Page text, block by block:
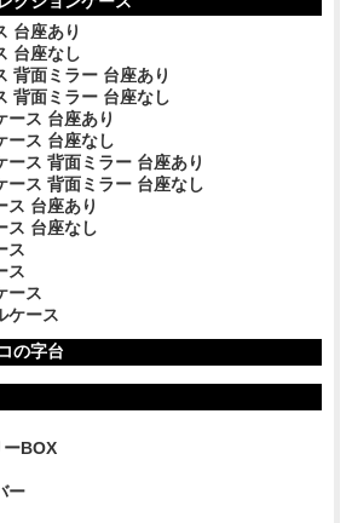
台座あり
台座なし
背面ミラー 台座あり
背面ミラー 台座なし
ース 台座あり
ース 台座なし
ース 背面ミラー 台座あり
ース 背面ミラー 台座なし
ス 台座あり
ス 台座なし
ス
ス
ース
ケース
の字台
ーBOX
ー